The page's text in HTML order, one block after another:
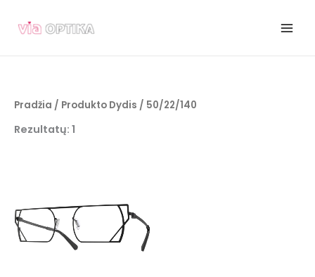
prie
Pradžia / Produkto Dydis / 50/22/140
Rezultatų: 1